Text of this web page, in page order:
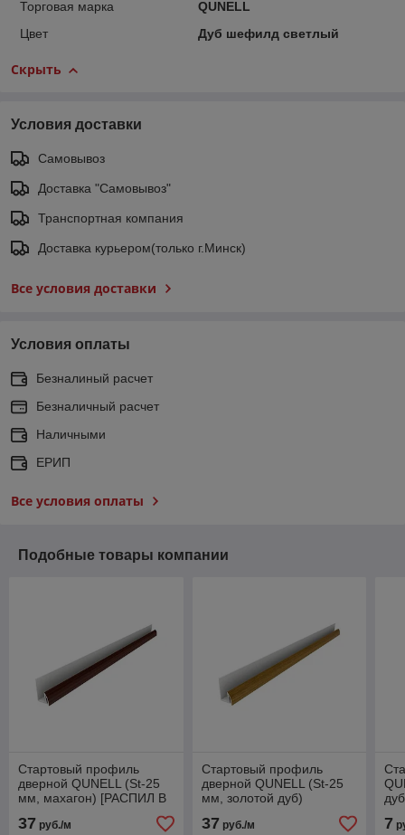
Торговая марка
QUNELL
Цвет
Дуб шефилд светлый
Скрыть
Условия доставки
Самовывоз
Доставка "Самовывоз"
Транспортная компания
Доставка курьером(только г.Минск)
Все условия доставки
Условия оплаты
Безналиный расчет
Безналичный расчет
Наличными
ЕРИП
Все условия оплаты
Подобные товары компании
Стартовый профиль
дверной QUNELL (St-25
мм, махагон) [РАСПИЛ В
37 руб./м
Стартовый профиль
дверной QUNELL (St-25
мм, золотой дуб)
37 руб./м 7